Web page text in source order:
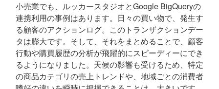
小売業でも、ルッカースタジオとGoogle BigQueryの
連携利用の事例はあります。日々の買い物で、発生す
る顧客のアクションログ。このトランザクションデー
タは膨大です。そして、それをまとめることで、顧客
行動や購買履歴の分析が飛躍的にスピーディーにでき
るようになりました。天候の影響も受けるため、特定
の商品カテゴリの売上トレンドや、地域ごとの消費者